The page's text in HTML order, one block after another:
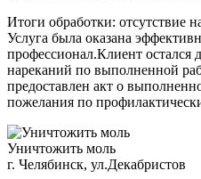
Итоги обработки: отсутствие
Услуга была оказана
профессионал.Клиент остался
нареканий по выполненной
предоставлен акт о
пожелания по
Уничтожить моль
г. Челябинск, ул.Декабристов